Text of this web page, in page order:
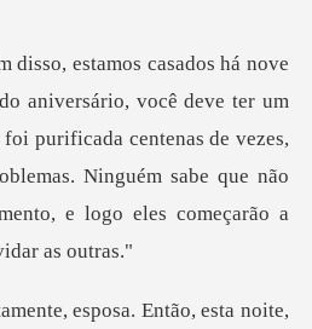
ter um
purificada centenas de vezes,
Ninguém
amente, esposa. Então, e